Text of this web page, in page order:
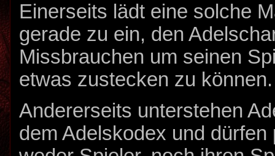
Einerseits lädt eine solche
gerade zu ein, den
Missbrauchen um seinen
etwas zustecken zu können.
Andererseits unterstehen
dem Adelskodex und dürfen